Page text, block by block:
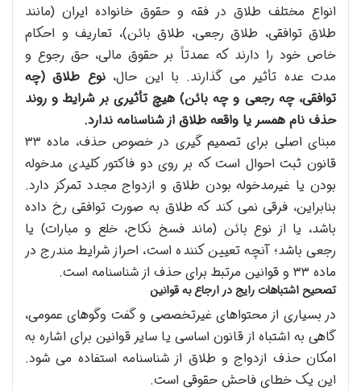
انواع مختلف طلاق در فقه و حقوق خانواده ایران (مانند
طلاق توافقی، طلاق رجعی، طلاق بائن)، تعاریف و احکام
خاص خود را دارند که عمدتاً بر حقوق مالی، حق رجوع و
مدت عده تأثیر می گذارند. با این حال،نوع طلاق (چه
توافقی، چه رجعی و چه بائن) هیچ تأثیری بر شرایط و روند
حذف نام همسر یا واقعه طلاق از شناسنامه ندارد.
مبنای اصلی برای تصمیم گیری در خصوص حذف، ماده ۳۳
قانون ثبت احوال است که بر روی دو فاکتور کلیدی مدخوله
بودن یا غیرمدخوله بودن طلاق و ازدواج مجدد تمرکز دارد.
بنابراین، فرقی نمی کند که طلاق به صورت توافقی رخ داده
باشد، یا از نوع بائن (ماند فسخ نکاح، خلع و مبارات) یا
رجعی باشد؛ آنچه تعیین کننده است، احراز شرایط مندرج در
ماده ۳۳ و قوانین مرتبط برای حذف از شناسنامه است.
تصحیح اشتباهات رایج در ارجاع به قوانین
در بسیاری از محتواهای غیرتخصصی و گفت وگوهای عمومی،
گاهی به اشتباه از قانون اساسی یا سایر قوانین برای اشاره به
امکان حذف ازدواج و طلاق از شناسنامه استفاده می شود.
این یک خطای فاحش حقوقی است.